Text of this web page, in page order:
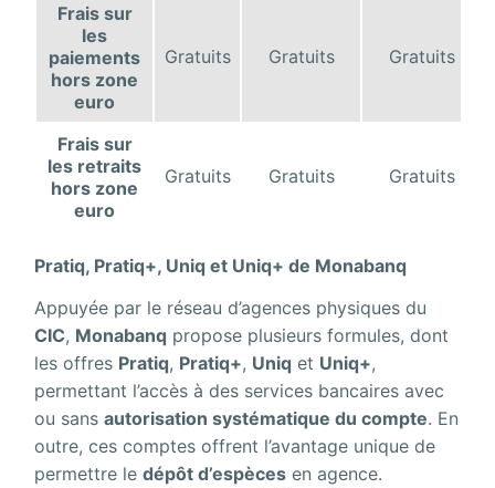
Frais sur
les
paiements
hors zone
euro
Gratuits Gratuits Gratuits
Frais sur
les retraits
hors zone
euro
Gratuits Gratuits Gratuits
Pratiq, Pratiq+, Uniq et Uniq+ de Monabanq
Appuyée par le réseau d’agences physiques du
CIC, Monabanq propose plusieurs formules, dont
les offres Pratiq, Pratiq+, Uniq et Uniq+,
permettant l’accès à des services bancaires avec
ou sansautorisation systématique du compte. En
outre, ces comptes offrent l’avantage unique de
permettre ledépôt d’espèces en agence.